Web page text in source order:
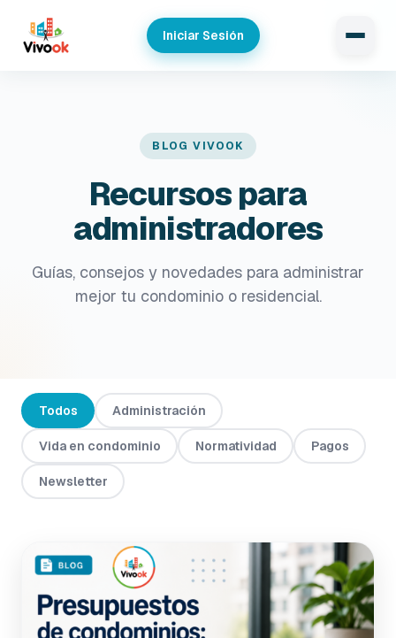
Iniciar Sesión
BLOG VIVOOK
Recursos para
administradores
Guías, consejos y novedades para administrar
mejor tu condominio o residencial.
Todos Administración
Vida en condominio Normatividad Pagos
Newsletter